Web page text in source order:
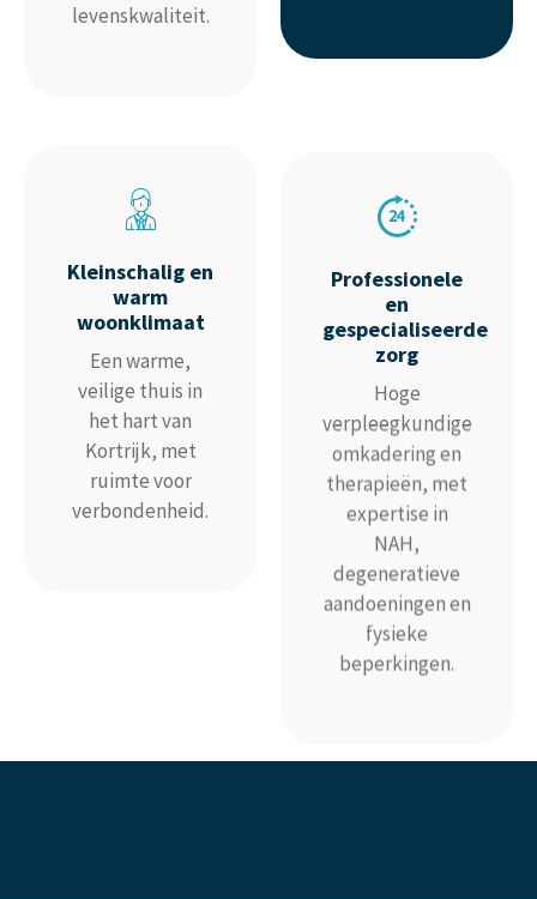
levenskwaliteit.
Kleinschalig en
warm
woonklimaat
Een warme,
veilige thuis in
het hart van
Kortrijk, met
ruimte voor
verbondenheid.
Professionele
en
gespecialiseerde
zorg
Hoge
verpleegkundige
omkadering en
therapieën, met
expertise in
NAH,
degeneratieve
aandoeningen en
fysieke
beperkingen.